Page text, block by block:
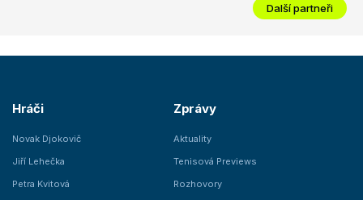
Další partneři
Hráči
Novak Djokovič
Jiří Lehečka
Petra Kvitová
Zprávy
Aktuality
Tenisová Previews
Rozhovory